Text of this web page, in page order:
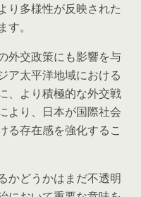
り多様性が反映された
。
外交政策にも影響を与
ア太平洋地域における
、より積極的な外交戦
より、日本が国際社会
る存在感を強化するこ
かどうかはまだ不透明